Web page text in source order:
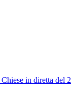
in diretta del